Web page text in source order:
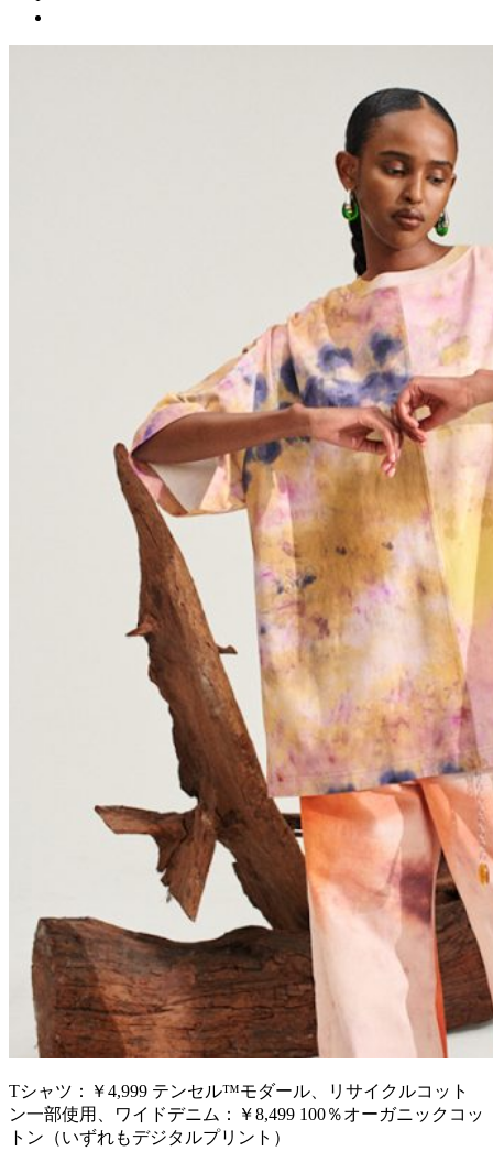
Tシャツ：￥4,999 テンセル™モダール、リサイクルコット
ン一部使用、ワイドデニム：￥8,499 100％オーガニックコッ
トン（いずれもデジタルプリント）